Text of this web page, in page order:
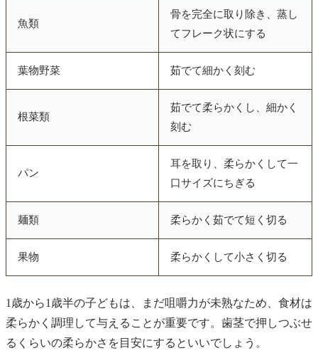
魚類
骨を完全に取り除き、蒸し
てフレーク状にする
葉物野菜 茹でて細かく刻む
根菜類
茹でて柔らかくし、細かく
刻む
パン
耳を取り、柔らかくして一
口サイズにちぎる
麺類 柔らかく茹でて短く切る
果物 柔らかくして小さく切る
1歳から1歳半の子どもは、まだ咀嚼力が未熟なため、食材は
柔らかく調理して与えることが重要です。歯茎で押しつぶせ
るくらいの柔らかさを目安にするといいでしょう。